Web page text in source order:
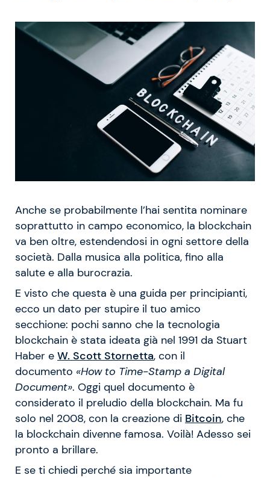
Anche se probabilmente l’hai sentita nominare
soprattutto in campo economico, la blockchain
va ben oltre, estendendosi in ogni settore della
società. Dalla musica alla politica, fino alla
salute e alla burocrazia.
E visto che questa è una guida per principianti,
ecco un dato per stupire il tuo amico
secchione: pochi sanno che la tecnologia
blockchain è stata ideata già nel 1991 da Stuart
Haber e W. Scott Stornetta, con il
documento «How to Time-Stamp a Digital
Document». Oggi quel documento è
considerato il preludio della blockchain. Ma fu
solo nel 2008, con la creazione di Bitcoin, che
la blockchain divenne famosa. Voilà! Adesso sei
pronto a brillare.
E se ti chiedi perché sia importante